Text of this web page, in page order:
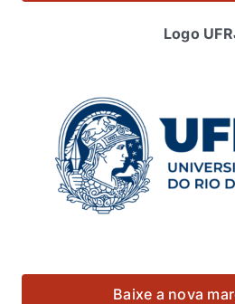
Logo
Baixe a nova